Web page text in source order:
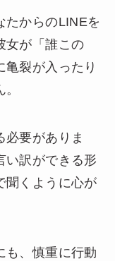
たからのLINEを
女が「誰この
裂が入ったり
必要がありま
い訳ができる形
聞くように心が
も、慎重に行動